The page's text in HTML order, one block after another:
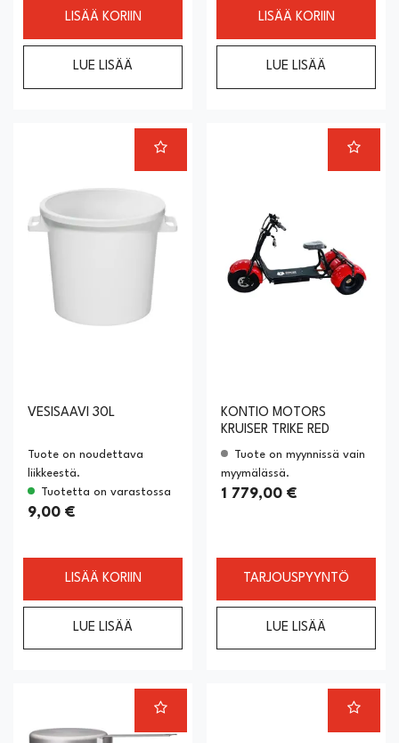
LISÄÄ KORIIN
LUE LISÄÄ
LISÄÄ KORIIN
LUE LISÄÄ
VESISAAVI 30L
Tuote on noudettava
liikkeestä.
Tuotetta on varastossa
9,00 €
LISÄÄ KORIIN
LUE LISÄÄ
KONTIO MOTORS
KRUISER TRIKE RED
Tuote on myynnissä vain
myymälässä.
1 779,00 €
TARJOUSPYYNTÖ
LUE LISÄÄ